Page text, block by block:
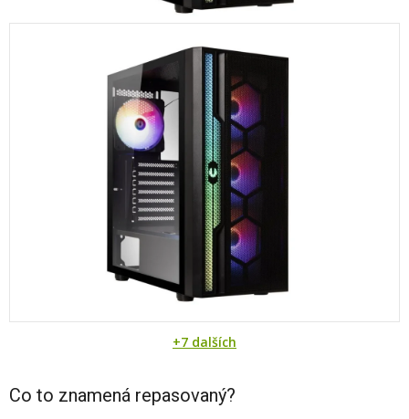
+7 dalších
Co to znamená repasovaný?